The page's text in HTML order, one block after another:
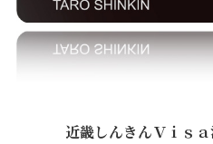
近畿しんきんＶｉｓ